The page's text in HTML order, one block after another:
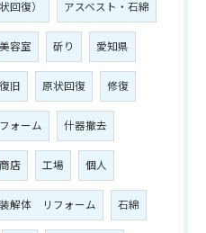
回復） アスベスト・石綿
美容室 斫り 愛知県
旧 原状回復 修復
ォーム 什器撤去
商店 工場 個人
解体 リフォーム 石綿